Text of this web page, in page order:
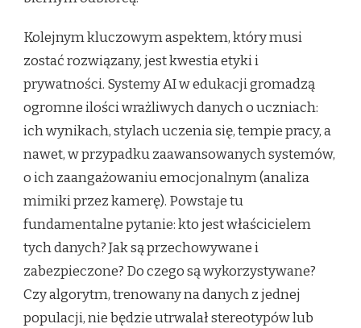
Kolejnym kluczowym aspektem, który musi
zostać rozwiązany, jest kwestia etyki i
prywatności. Systemy AI w edukacji gromadzą
ogromne ilości wrażliwych danych o uczniach:
ich wynikach, stylach uczenia się, tempie pracy, a
nawet, w przypadku zaawansowanych systemów,
o ich zaangażowaniu emocjonalnym (analiza
mimiki przez kamerę). Powstaje tu
fundamentalne pytanie: kto jest właścicielem
tych danych? Jak są przechowywane i
zabezpieczone? Do czego są wykorzystywane?
Czy algorytm, trenowany na danych z jednej
populacji, nie będzie utrwalał stereotypów lub